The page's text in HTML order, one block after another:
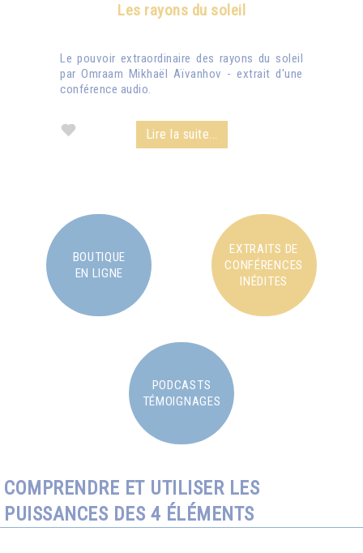
Les rayons du soleil
Le pouvoir extraordinaire des rayons du soleil
par Omraam Mikhaël Aïvanhov - extrait d'une
conférence audio.
Lire la suite...
BOUTIQUE
EN LIGNE
EXTRAITS DE
CONFÉRENCES
INÉDITES
PODCASTS
TÉMOIGNAGES
COMPRENDRE ET UTILISER LES
PUISSANCES DES 4 ÉLÉMENTS